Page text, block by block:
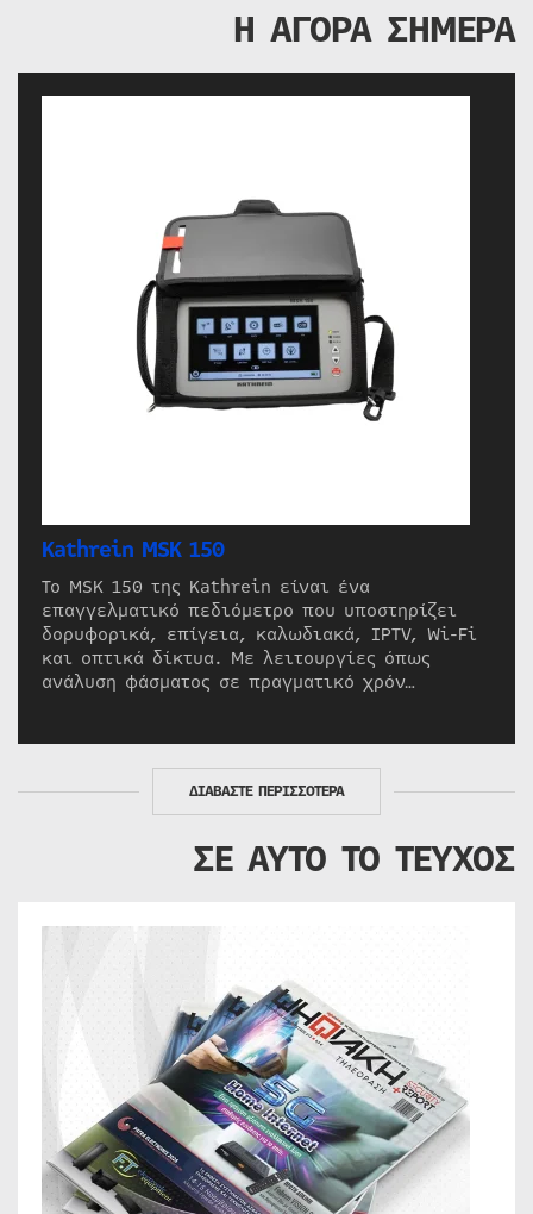
Η ΑΓΟΡΑ ΣΗΜΕΡΑ
Kathrein MSK 150
Το MSK 150 της Kathrein είναι ένα
επαγγελματικό πεδιόμετρο που υποστηρίζει
δορυφορικά, επίγεια, καλωδιακά, IPTV, Wi-Fi
και οπτικά δίκτυα. Με λειτουργίες όπως
ανάλυση φάσματος σε πραγματικό χρόν…
ΔΙΑΒΑΣΤΕ ΠΕΡΙΣΣΟΤΕΡΑ
ΣΕ ΑΥΤΟ ΤΟ ΤΕΥΧΟΣ